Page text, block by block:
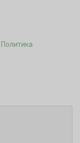
Политика